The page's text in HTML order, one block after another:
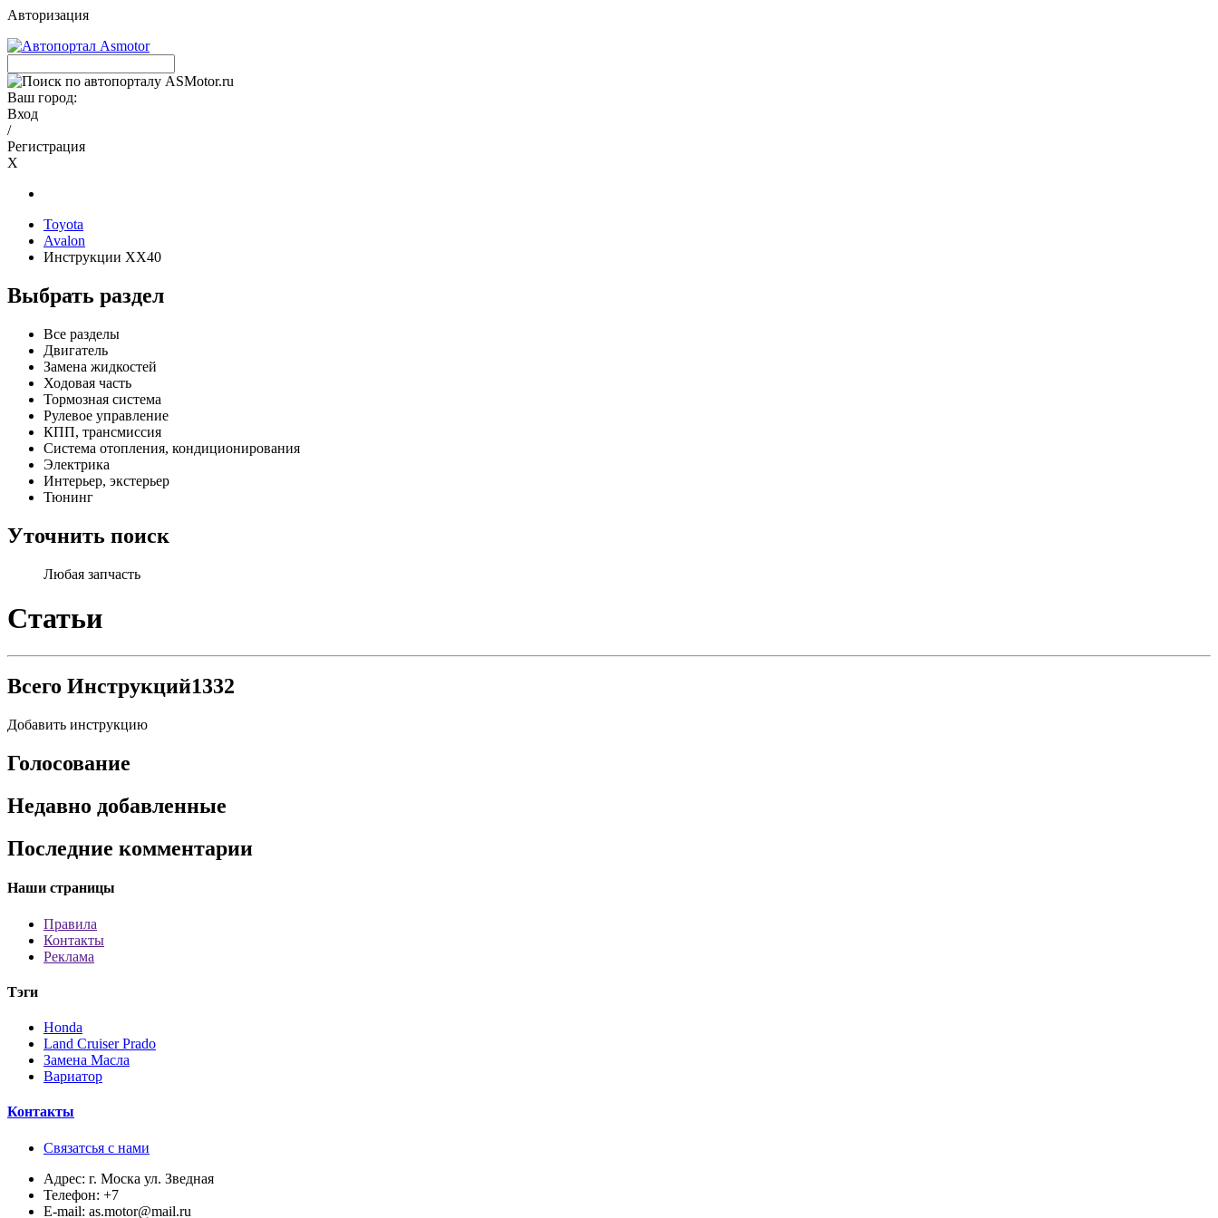
Авторизация
Ваш город:
Вход
/
Регистрация
X
Toyota
Avalon
Инструкции XX40
Выбрать раздел
Все разделы
Двигатель
Замена жидкостей
Ходовая часть
Тормозная система
Рулевое управление
КПП, трансмиссия
Система отопления, кондиционирования
Электрика
Интерьер, экстерьер
Тюнинг
Уточнить поиск
Любая запчасть
Статьи
Всего Инструкций1332
Добавить инструкцию
Голосование
Недавно добавленные
Последние комментарии
Наши страницы
Правила
Контакты
Реклама
Тэги
Honda
Land Cruiser Prado
Замена Масла
Вариатор
Контакты
Связатсья с нами
Адрес: г. Моска ул. Зведная
Телефон: +7
E-mail: as.motor@mail.ru